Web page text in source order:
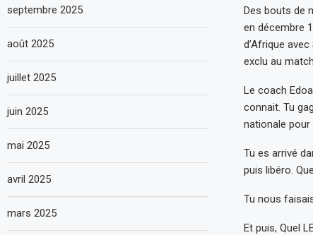
Des bouts de
en décembre
d’Afrique
exclu au
Le coach
connait. Tu
nationale pour
Tu es arrivé
puis libéro.
Tu nous
Et puis, Quel
septembre 2025
août 2025
juillet 2025
juin 2025
mai 2025
avril 2025
mars 2025